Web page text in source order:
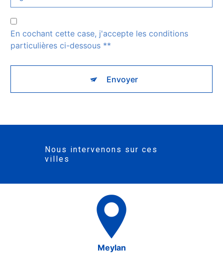
En cochant cette case, j'accepte les conditions
particulières ci-dessous **
Envoyer
Nous intervenons sur ces
villes
Meylan